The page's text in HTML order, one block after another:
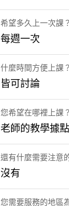
希望多久上一次課？
每週一次
什麼時間方便上課？
皆可討論
您希望在哪裡上課？
老師的教學據點
還有什麼需要注意
沒有
您需要服務的地區